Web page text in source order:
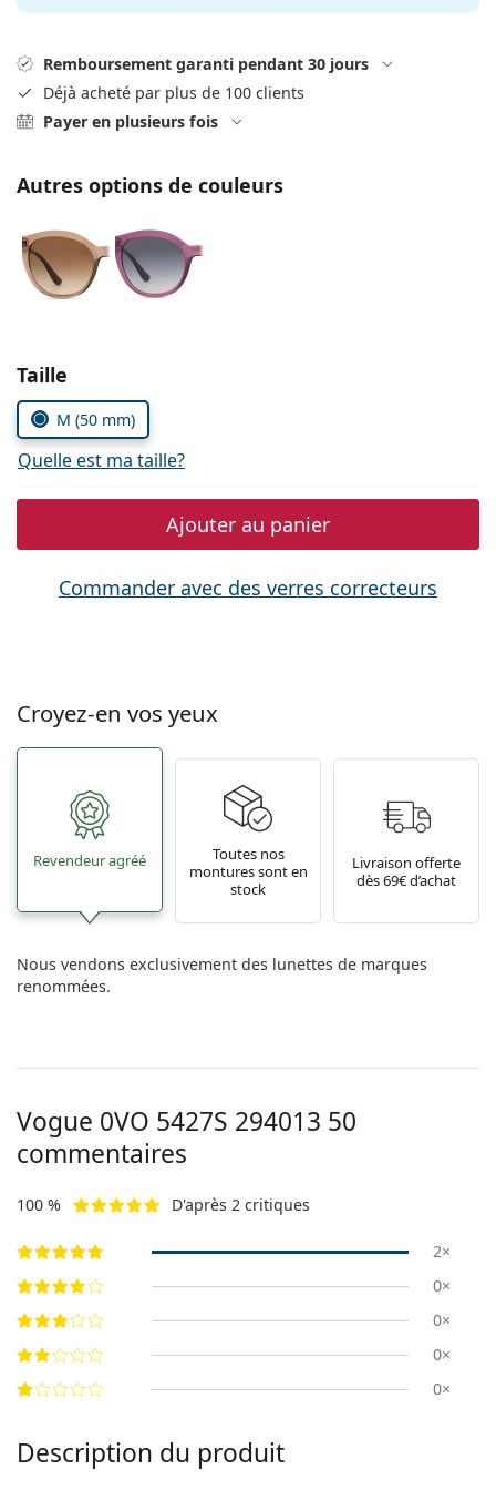
Toutes les marques
Prada
Toutes les marques
hors ligne
Remboursement garanti pendant 30 jours
Déjà acheté par plus de 100 clients
Payer en plusieurs fois
Autres options de couleurs
Choisissez les paramètres
Taille
M (50 mm)
Quelle est ma taille?
Ajouter au panier
Commander avec des verres correcteurs
Croyez-en vos yeux
Revendeur agréé
Toutes nos
montures sont en
stock
Livraison offerte
dès 69€ d’achat
Nous vendons exclusivement des lunettes de marques
renommées.
Vogue 0VO 5427S 294013 50
commentaires
100 % D'après 2 critiques
2×
0×
0×
0×
0×
Description du produit